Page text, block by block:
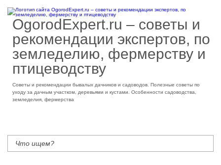
OgorodExpert.ru – cоветы и
рекомендации экспертов, по
земледелию, фермерству и
птицеводству
Советы и рекомендации бывалых дачников и садоводов. Полезные советы по
уходу за дачным участком, деревьями и кустами. Особенности садоводства,
земледелия, фермерства